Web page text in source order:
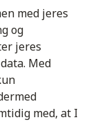
med jeres
og
jeres
Med
med, at I